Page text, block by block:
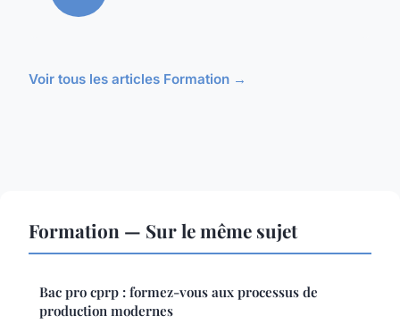
Voir tous les articles Formation →
Formation — Sur le même sujet
Bac pro cprp : formez-vous aux processus de
production modernes